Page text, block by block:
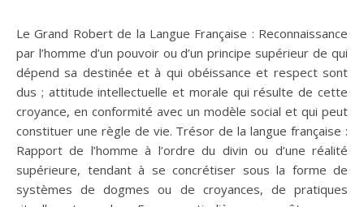
Le Grand Robert de la Langue Française : Reconnaissance
par l’homme d’un pouvoir ou d’un principe supérieur de qui
dépend sa destinée et à qui obéissance et respect sont
dus ; attitude intellectuelle et morale qui résulte de cette
croyance, en conformité avec un modèle social et qui peut
constituer une règle de vie. Trésor de la langue française :
Rapport de l’homme à l’ordre du divin ou d’une réalité
supérieure, tendant à se concrétiser sous la forme de
systèmes de dogmes ou de croyances, de pratiques